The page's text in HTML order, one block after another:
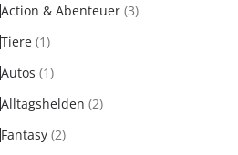
Action & Abenteuer (3)
Tiere (1)
Autos (1)
Alltagshelden (2)
Fantasy (2)